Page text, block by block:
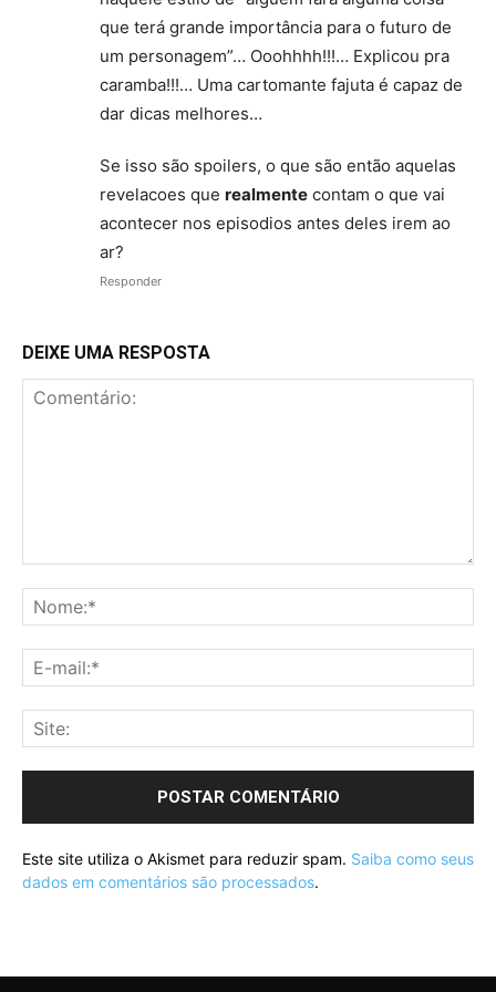
que terá grande importância para o futuro de
um personagem”… Ooohhhh!!!… Explicou pra
caramba!!!… Uma cartomante fajuta é capaz de
dar dicas melhores…
Se isso são spoilers, o que são então aquelas
revelacoes que realmente contam o que vai
acontecer nos episodios antes deles irem ao
ar?
Responder
DEIXE UMA RESPOSTA
Este site utiliza o Akismet para reduzir spam. Saiba como seus
dados em comentários são processados.